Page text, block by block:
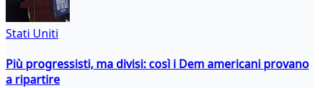
Stati Uniti
Più progressisti, ma divisi: così i Dem americani provano
a ripartire